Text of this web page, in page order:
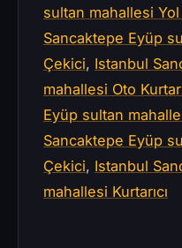
sultan mahallesi Yol
Sancaktepe Eyüp
Çekici, Istanbul
mahallesi Oto
Eyüp sultan
Sancaktepe Eyüp
Çekici, Istanbul
mahallesi Kurtarıcı